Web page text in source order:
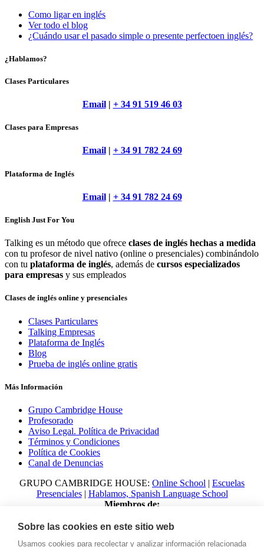
Como ligar en inglés
Ver todo el blog
¿Cuándo usar el pasado simple o presente perfectoen inglés?
¿Hablamos?
Clases Particulares
Email| + 34 91 519 46 03
Clases para Empresas
Email| + 34 91 782 24 69
Plataforma de Inglés
Email| + 34 91 782 24 69
English Just For You
Talking es un método que ofrece clases de inglés hechas a medida
con tu profesor de nivel nativo (online o presenciales) combinándolo
con tu plataforma de inglés, además de cursos especializados
para empresas y sus empleados
Clases de inglés online y presenciales
Clases Particulares
Talking Empresas
Plataforma de Inglés
Blog
Prueba de inglés online gratis
Más Información
Grupo Cambridge House
Profesorado
Aviso Legal. Política de Privacidad
Términos y Condiciones
Política de Cookies
Canal de Denuncias
GRUPO CAMBRIDGE HOUSE: Online School | Escuelas
Presenciales| Hablamos, Spanish Language School
Miembros de:
Sobre las cookies en este sitio web
Usamos cookies para recolectar y analizar información relacionada